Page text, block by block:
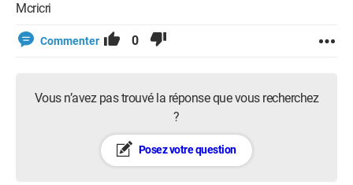
Mcricri
Commenter 0
Vous n’avez pas trouvé la réponse que vous recherchez
?
Posez votre question